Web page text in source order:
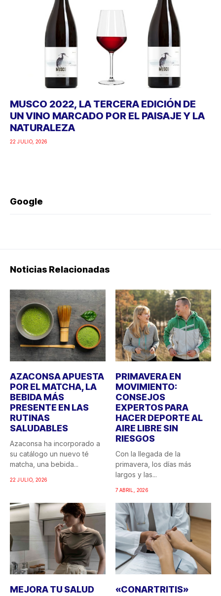
MUSCO 2022, LA TERCERA EDICIÓN DE
UN VINO MARCADO POR EL PAISAJE Y LA
NATURALEZA
22 JULIO, 2026
Google
Noticias Relacionadas
AZACONSA APUESTA
POR EL MATCHA, LA
BEBIDA MÁS
PRESENTE EN LAS
RUTINAS
SALUDABLES
Azaconsa ha incorporado a
su catálogo un nuevo té
matcha, una bebida...
22 JULIO, 2026
PRIMAVERA EN
MOVIMIENTO:
CONSEJOS
EXPERTOS PARA
HACER DEPORTE AL
AIRE LIBRE SIN
RIESGOS
Con la llegada de la
primavera, los días más
largos y las...
7 ABRIL, 2026
MEJORA TU SALUD
«CONARTRITIS»